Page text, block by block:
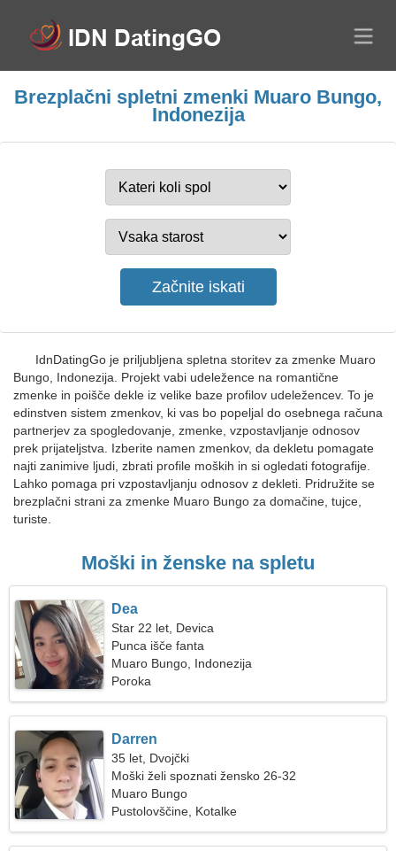
Brezplačni spletni zmenki Muaro Bungo,
Indonezija
IdnDatingGo je priljubljena spletna storitev za zmenke Muaro
Bungo, Indonezija. Projekt vabi udeležence na romantične
zmenke in poišče dekle iz velike baze profilov udeležencev. To je
edinstven sistem zmenkov, ki vas bo popeljal do osebnega računa
partnerjev za spogledovanje, zmenke, vzpostavljanje odnosov
prek prijateljstva. Izberite namen zmenkov, da dekletu pomagate
najti zanimive ljudi, zbrati profile moških in si ogledati fotografije.
Lahko pomaga pri vzpostavljanju odnosov z dekleti. Pridružite se
brezplačni strani za zmenke Muaro Bungo za domačine, tujce,
turiste.
Moški in ženske na spletu
Dea
Star 22 let, Devica
Punca išče fanta
Muaro Bungo, Indonezija
Poroka
Darren
35 let, Dvojčki
Moški želi spoznati žensko 26-32
Muaro Bungo
Pustolovščine, Kotalke